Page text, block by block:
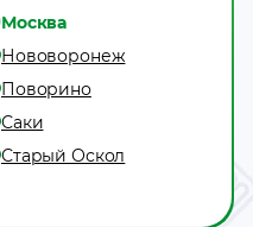
Москва
Нововоронеж
Поворино
Саки
Старый Оскол